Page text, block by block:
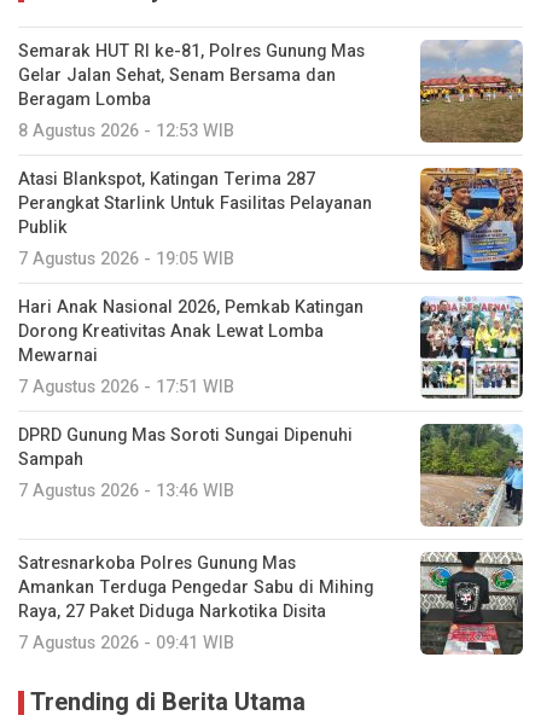
Semarak HUT RI ke-81, Polres Gunung Mas
Gelar Jalan Sehat, Senam Bersama dan
Beragam Lomba
8 Agustus 2026 - 12:53 WIB
Atasi Blankspot, Katingan Terima 287
Perangkat Starlink Untuk Fasilitas Pelayanan
Publik
7 Agustus 2026 - 19:05 WIB
Hari Anak Nasional 2026, Pemkab Katingan
Dorong Kreativitas Anak Lewat Lomba
Mewarnai
7 Agustus 2026 - 17:51 WIB
DPRD Gunung Mas Soroti Sungai Dipenuhi
Sampah
7 Agustus 2026 - 13:46 WIB
Satresnarkoba Polres Gunung Mas
Amankan Terduga Pengedar Sabu di Mihing
Raya, 27 Paket Diduga Narkotika Disita
7 Agustus 2026 - 09:41 WIB
Trending di Berita Utama